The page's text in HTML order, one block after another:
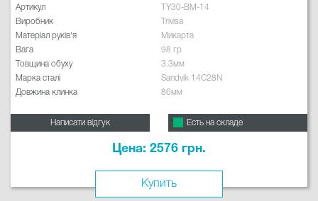
Артикул
TY30-BM-14
Виробник
Trivisa
Матеріал руків'я
Микарта
Вага
98 гр
Товщина обуху
3.3мм
Марка сталі
Sandvik 14C28N
Довжина клинка
86мм
Написати відгук Есть на складе
Цена: 2576 грн.
Купить